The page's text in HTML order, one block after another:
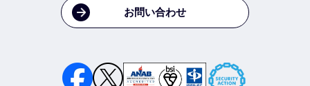
お問い合わせ